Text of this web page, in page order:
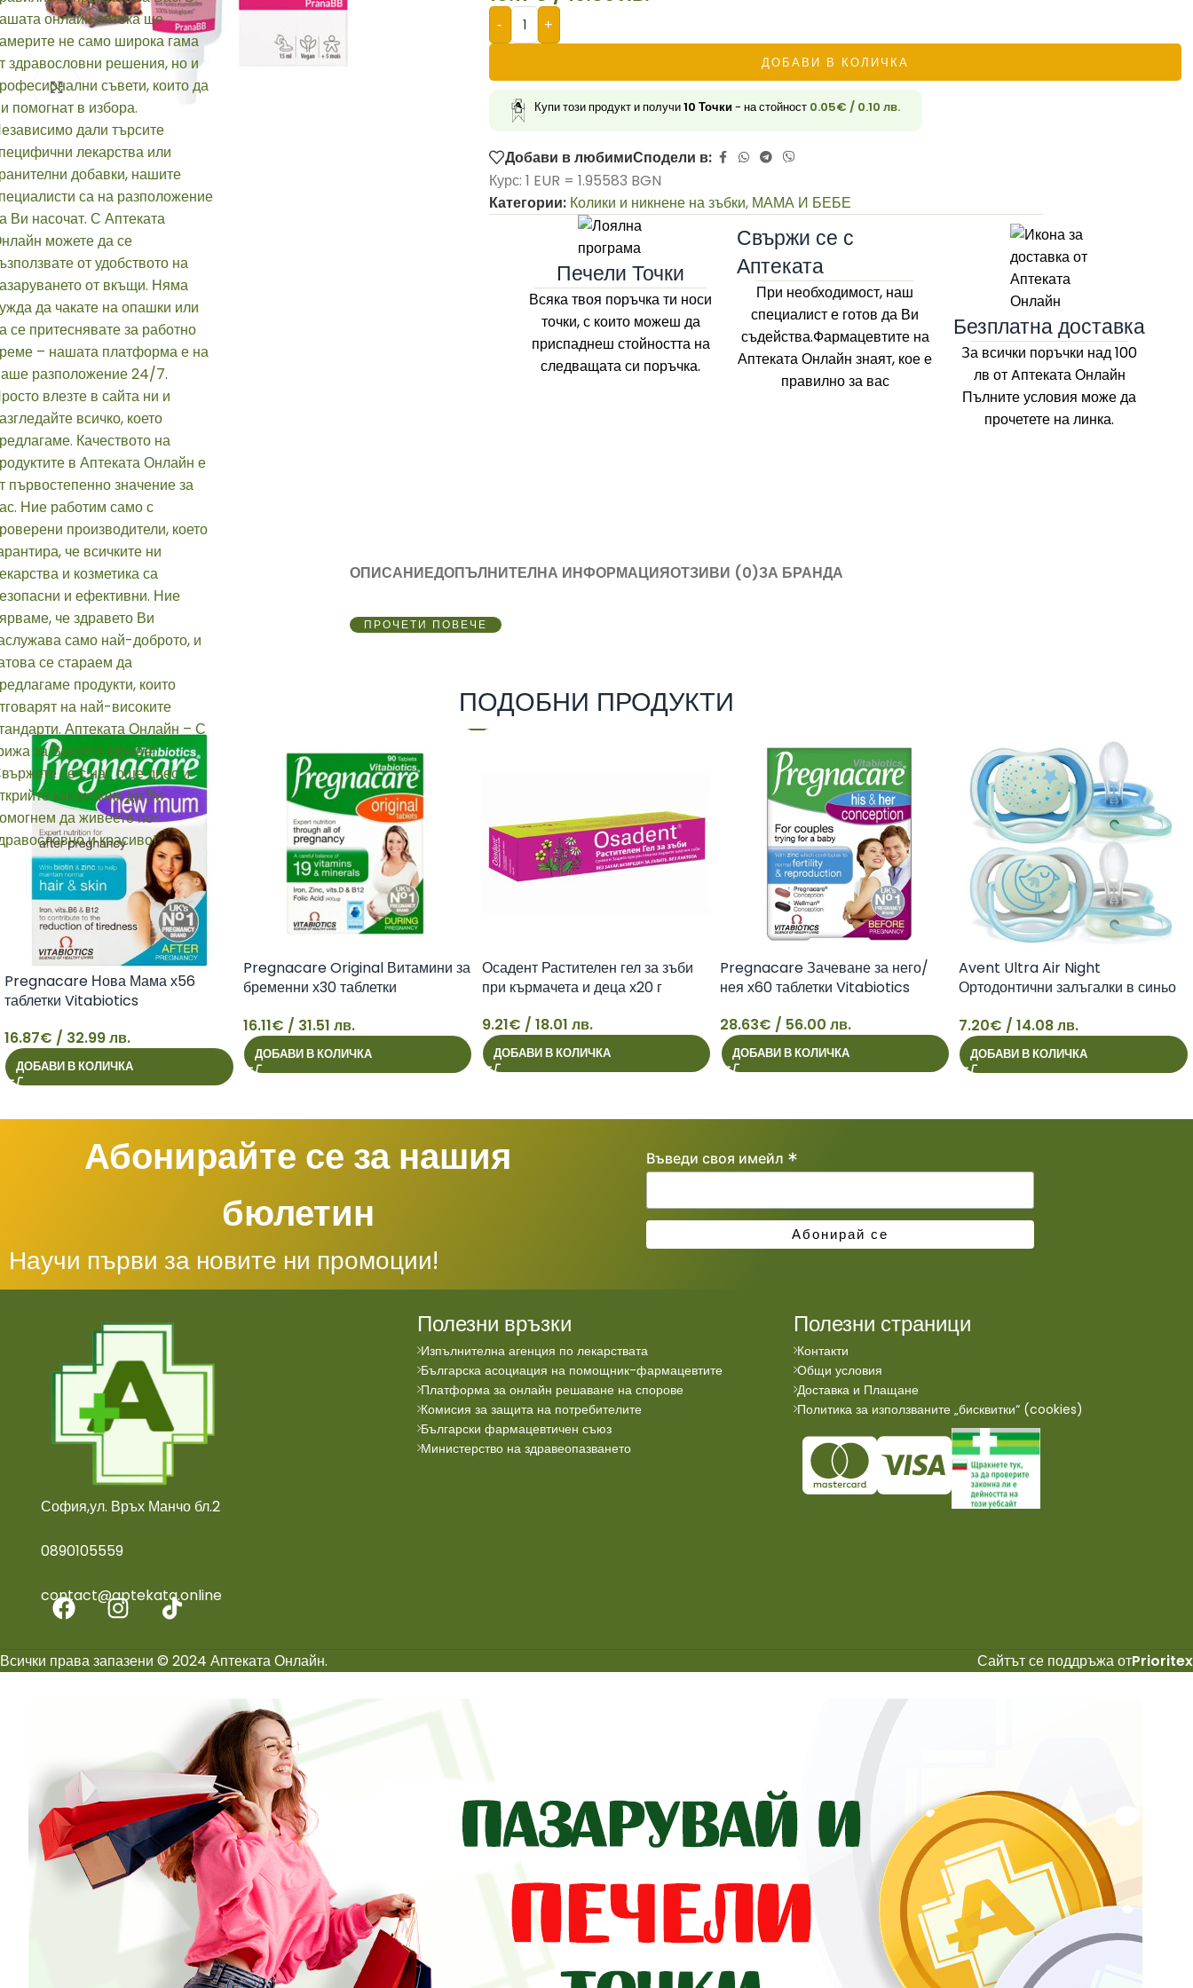
Click to enlarge
- +
ДОБАВИ В КОЛИЧКА
Купи този продукт и получи10 Точки- на стойност 0.05€ / 0.10 лв.
Добави в любимиСподели в:
Курс: 1 EUR = 1.95583 BGN
Категории: Колики и никнене на зъбки, МАМА И БЕБЕ
Печели Точки
Всяка твоя поръчка ти носи
точки, с които можеш да
приспаднеш стойността на
следващата си поръчка.
Свържи се с
Аптеката
При необходимост, наш
специалист е готов да Ви
съдейства.Фармацевтите на
Аптеката Онлайн знаят, кое е
правилно за вас
Безплатна доставка
За всички поръчки над 100
лв от Aптеката Онлайн
Пълните условия може да
прочетете на линка.
ОПИСАНИЕДОПЪЛНИТЕЛНА ИНФОРМАЦИЯОТЗИВИ (0)ЗА БРАНДА
ПРОЧЕТИ ПОВЕЧЕ
ПОДОБНИ ПРОДУКТИ
Pregnacare Нова Мама х56
таблетки Vitabiotics
16.87€ / 32.99 лв.
ДОБАВИ В КОЛИЧКА
Pregnacare Original Витамини за
бременни х30 таблетки
16.11€ / 31.51 лв.
ДОБАВИ В КОЛИЧКА
Осадент Растителен гел за зъби
при кърмачета и деца х20 г
9.21€ / 18.01 лв.
ДОБАВИ В КОЛИЧКА
Pregnacare Зачеване за него/
нея х60 таблетки Vitabiotics
28.63€ / 56.00 лв.
ДОБАВИ В КОЛИЧКА
Avent Ultra Air Night
Ортодонтични залъгалки в синьо
7.20€ / 14.08 лв.
ДОБАВИ В КОЛИЧКА
Абонирайте се за нашия
бюлетин
Научи първи за новите ни промоции!
Въведи своя имейл *
София,ул. Връх Манчо бл.2
0890105559
contact@aptekata.online
Полезни връзки
Изпълнителна агенция по лекарствата
Българска асоциация на помощник-фармацевтите
Платформа за онлайн решаване на спорове
Комисия за защита на потребителите
Български фармацевтичен съюз
Министерство на здравеопазването
Полезни страници
Контакти
Общи условия
Доставка и Плащане
Политика за използваните „бисквитки“ (cookies)
Всички права запазени © 2024 Аптеката Онлайн. Сайтът се поддръжа отPrioritex